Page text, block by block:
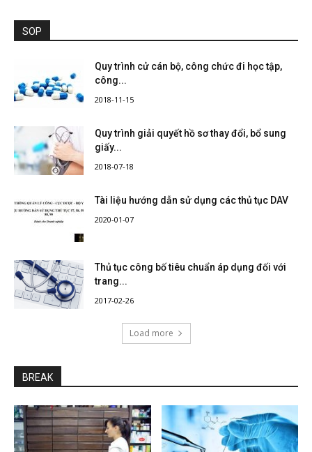
SOP
Quy trình cử cán bộ, công chức đi học tập,
công...
2018-11-15
Quy trình giải quyết hồ sơ thay đổi, bổ sung
giấy...
2018-07-18
Tài liệu hướng dẫn sử dụng các thủ tục DAV
2020-01-07
Thủ tục công bố tiêu chuẩn áp dụng đối với
trang...
2017-02-26
Load more
BREAK